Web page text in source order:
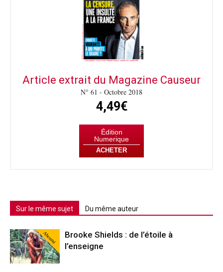
Article extrait du Magazine Causeur
N° 61 - Octobre 2018
4,49€
Édition
Numerique
ACHETER
Sur le même sujet Du même auteur
Abonné
Brooke Shields : de l’étoile à
l’enseigne